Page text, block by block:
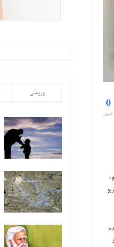
0
خپرول
وروستی